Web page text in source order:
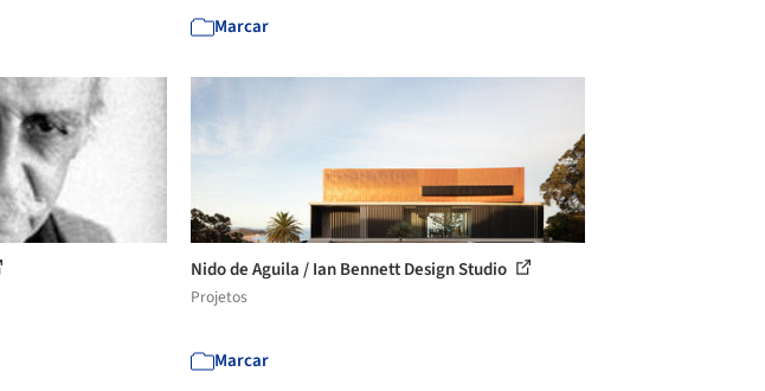
Marcar
Nido de Aguila / Ian Bennett Design Studio
Projetos
Marcar